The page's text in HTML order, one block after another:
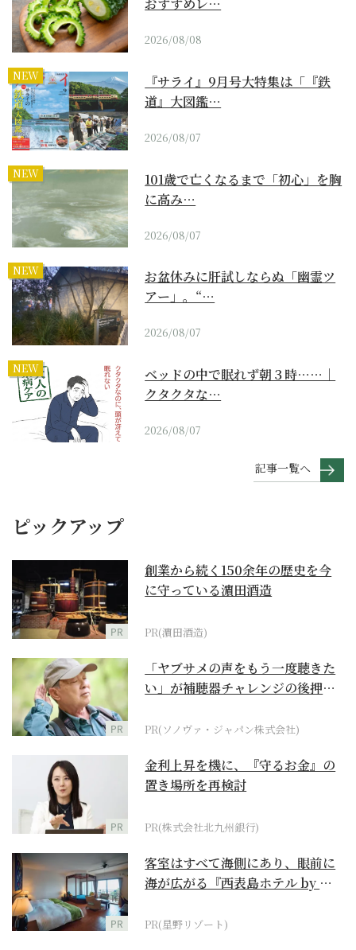
おすすめレ…
2026/08/08
NEW
『サライ』9月号大特集は「『鉄
道』大図鑑…
2026/08/07
NEW
101歳で亡くなるまで「初心」を胸
に高み…
2026/08/07
NEW
お盆休みに肝試しならぬ「幽霊ツ
アー」。“…
2026/08/07
NEW
ベッドの中で眠れず朝３時……｜
クタクタな…
2026/08/07
記事一覧へ
ピックアップ
PR
創業から続く150余年の歴史を今
に守っている濵田酒造
PR(濵田酒造)
PR
「ヤブサメの声をもう一度聴きた
い」が補聴器チャレンジの後押し
PR(ソノヴァ・ジャパン株式会社)
PR
金利上昇を機に、『守るお金』の
置き場所を再検討
PR(株式会社北九州銀行)
PR
客室はすべて海側にあり、眼前に
海が広がる『西表島ホテル by 星
PR(星野リゾート)